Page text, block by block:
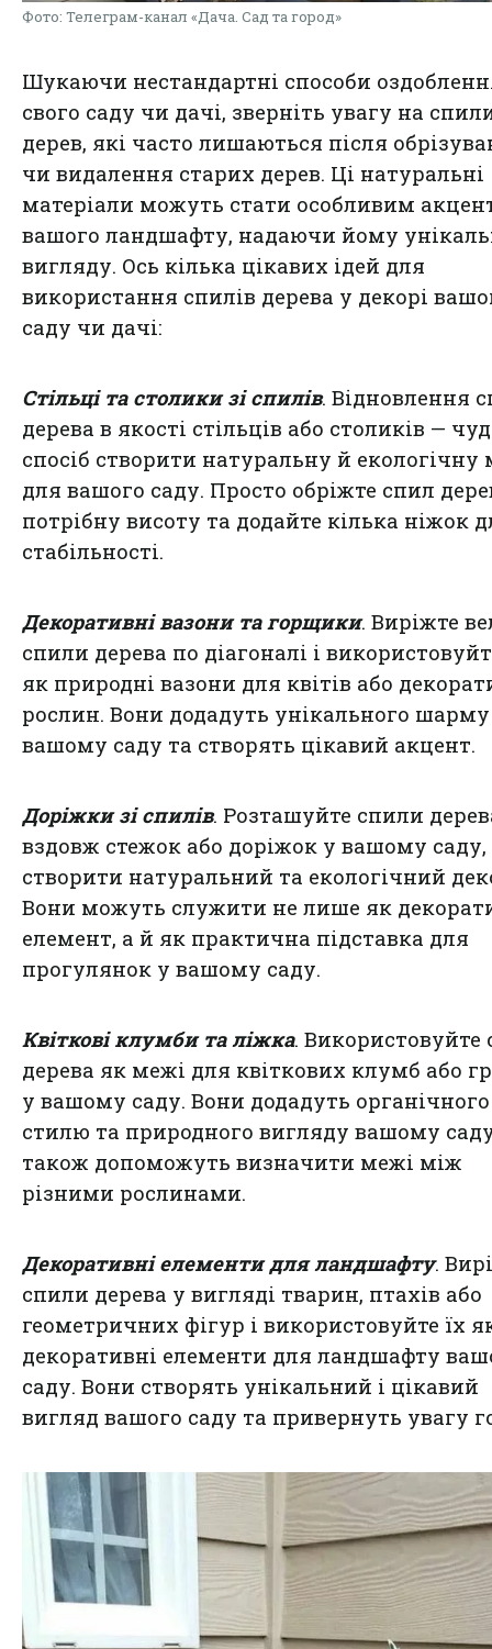
Фото: Телеграм-канал «Дача. Сад та город»
Шукаючи нестандартні способи
свого саду чи дачі, зверніть увагу на
дерев, які часто лишаються після
чи видалення старих дерев. Ці натуральні
матеріали можуть стати особливим
вашого ландшафту, надаючи йому
вигляду. Ось кілька цікавих ідей для
використання спилів дерева у декорі
саду чи дачі:
Стільці та столики зі спилів. Відновлення
дерева в якості стільців або столиків —
спосіб створити натуральну й екологічну
для вашого саду. Просто обріжте спил
потрібну висоту та додайте кілька ніжок
стабільності.
Декоративні вазони та горщики. Виріжте
спили дерева по діагоналі і
як природні вазони для квітів або
рослин. Вони додадуть унікального шарму
вашому саду та створять цікавий акцент.
Доріжки зі спилів. Розташуйте спили
вздовж стежок або доріжок у вашому
створити натуральний та екологічний
Вони можуть служити не лише як
елемент, а й як практична підставка для
прогулянок у вашому саду.
Квіткові клумби та ліжка. Використовуйте
дерева як межі для квіткових клумб або
у вашому саду. Вони додадуть органічного
стилю та природного вигляду вашому
також допоможуть визначити межі між
різними рослинами.
Декоративні елементи для ландшафту.
спили дерева у вигляді тварин, птахів або
геометричних фігур і використовуйте їх
декоративні елементи для ландшафту
саду. Вони створять унікальний і цікавий
вигляд вашого саду та привернуть увагу